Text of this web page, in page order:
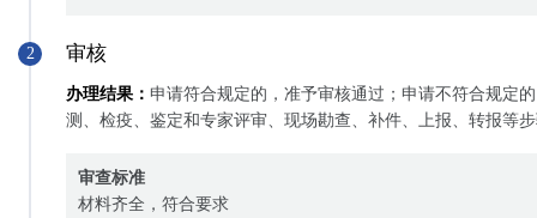
2 审核
办理结果： 申请符合规定的，准予审核通过；申请不符合规定
测、检疫、鉴定和专家评审、现场勘查、补件、上报、转报等
审查标准
材料齐全，符合要求